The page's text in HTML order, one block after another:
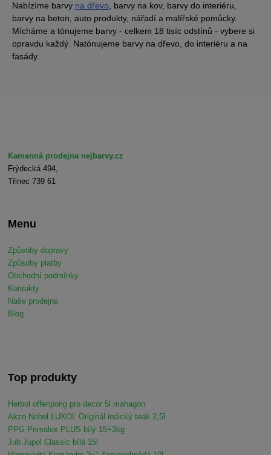
Nabízíme barvy na dřevo , barvy na kov, barvy do interiéru,
barvy na beton, auto produkty, nářadí a malířské pomůcky.
Mícháme a tónujeme barvy - celkem 18 tisíc odstínů - vybere si
opravdu každý. Natónujeme barvy na dřevo, do interiéru a na
fasády.
Kamenná prodejna nejbarvy.cz
Frýdecká 494,
Třinec 739 61
Menu
Způsoby dopravy
Způsoby platby
Obchodní podmínky
Kontakty
Naše prodejna
Blog
Top produkty
Herbol offenporig pro decor 5l mahagon
Akzo Nobel LUXOL Originál indický teak 2,5l
PPG Primalex PLUS bílý 15+3kg
Jub Jupol Classic bílá 15l